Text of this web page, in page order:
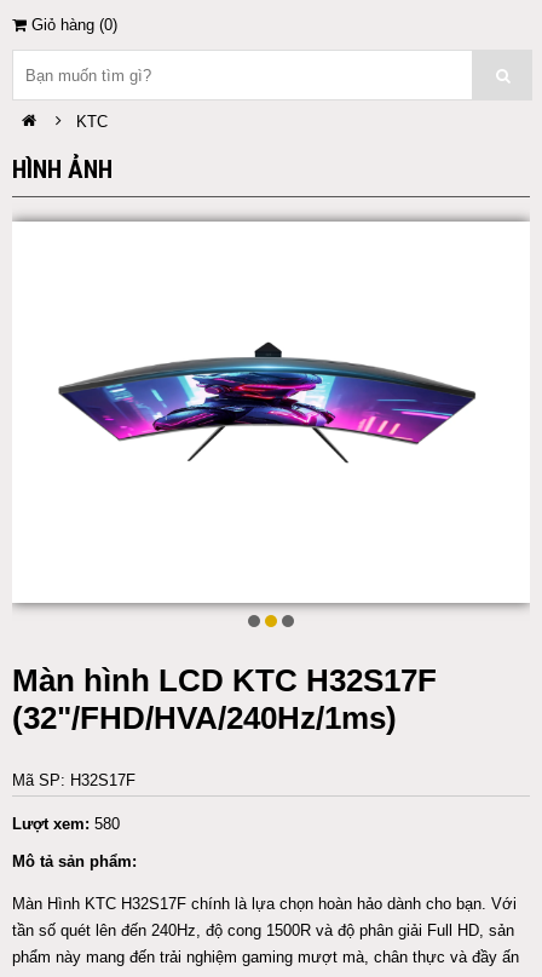
Giỏ hàng (0)
KTC
HÌNH ẢNH
Màn hình LCD KTC H32S17F
(32"/FHD/HVA/240Hz/1ms)
Mã SP: H32S17F
Lượt xem: 580
Mô tả sản phẩm:
Màn Hình KTC H32S17F chính là lựa chọn hoàn hảo dành cho bạn. Với
tần số quét lên đến 240Hz, độ cong 1500R và độ phân giải Full HD, sản
phẩm này mang đến trải nghiệm gaming mượt mà, chân thực và đầy ấn